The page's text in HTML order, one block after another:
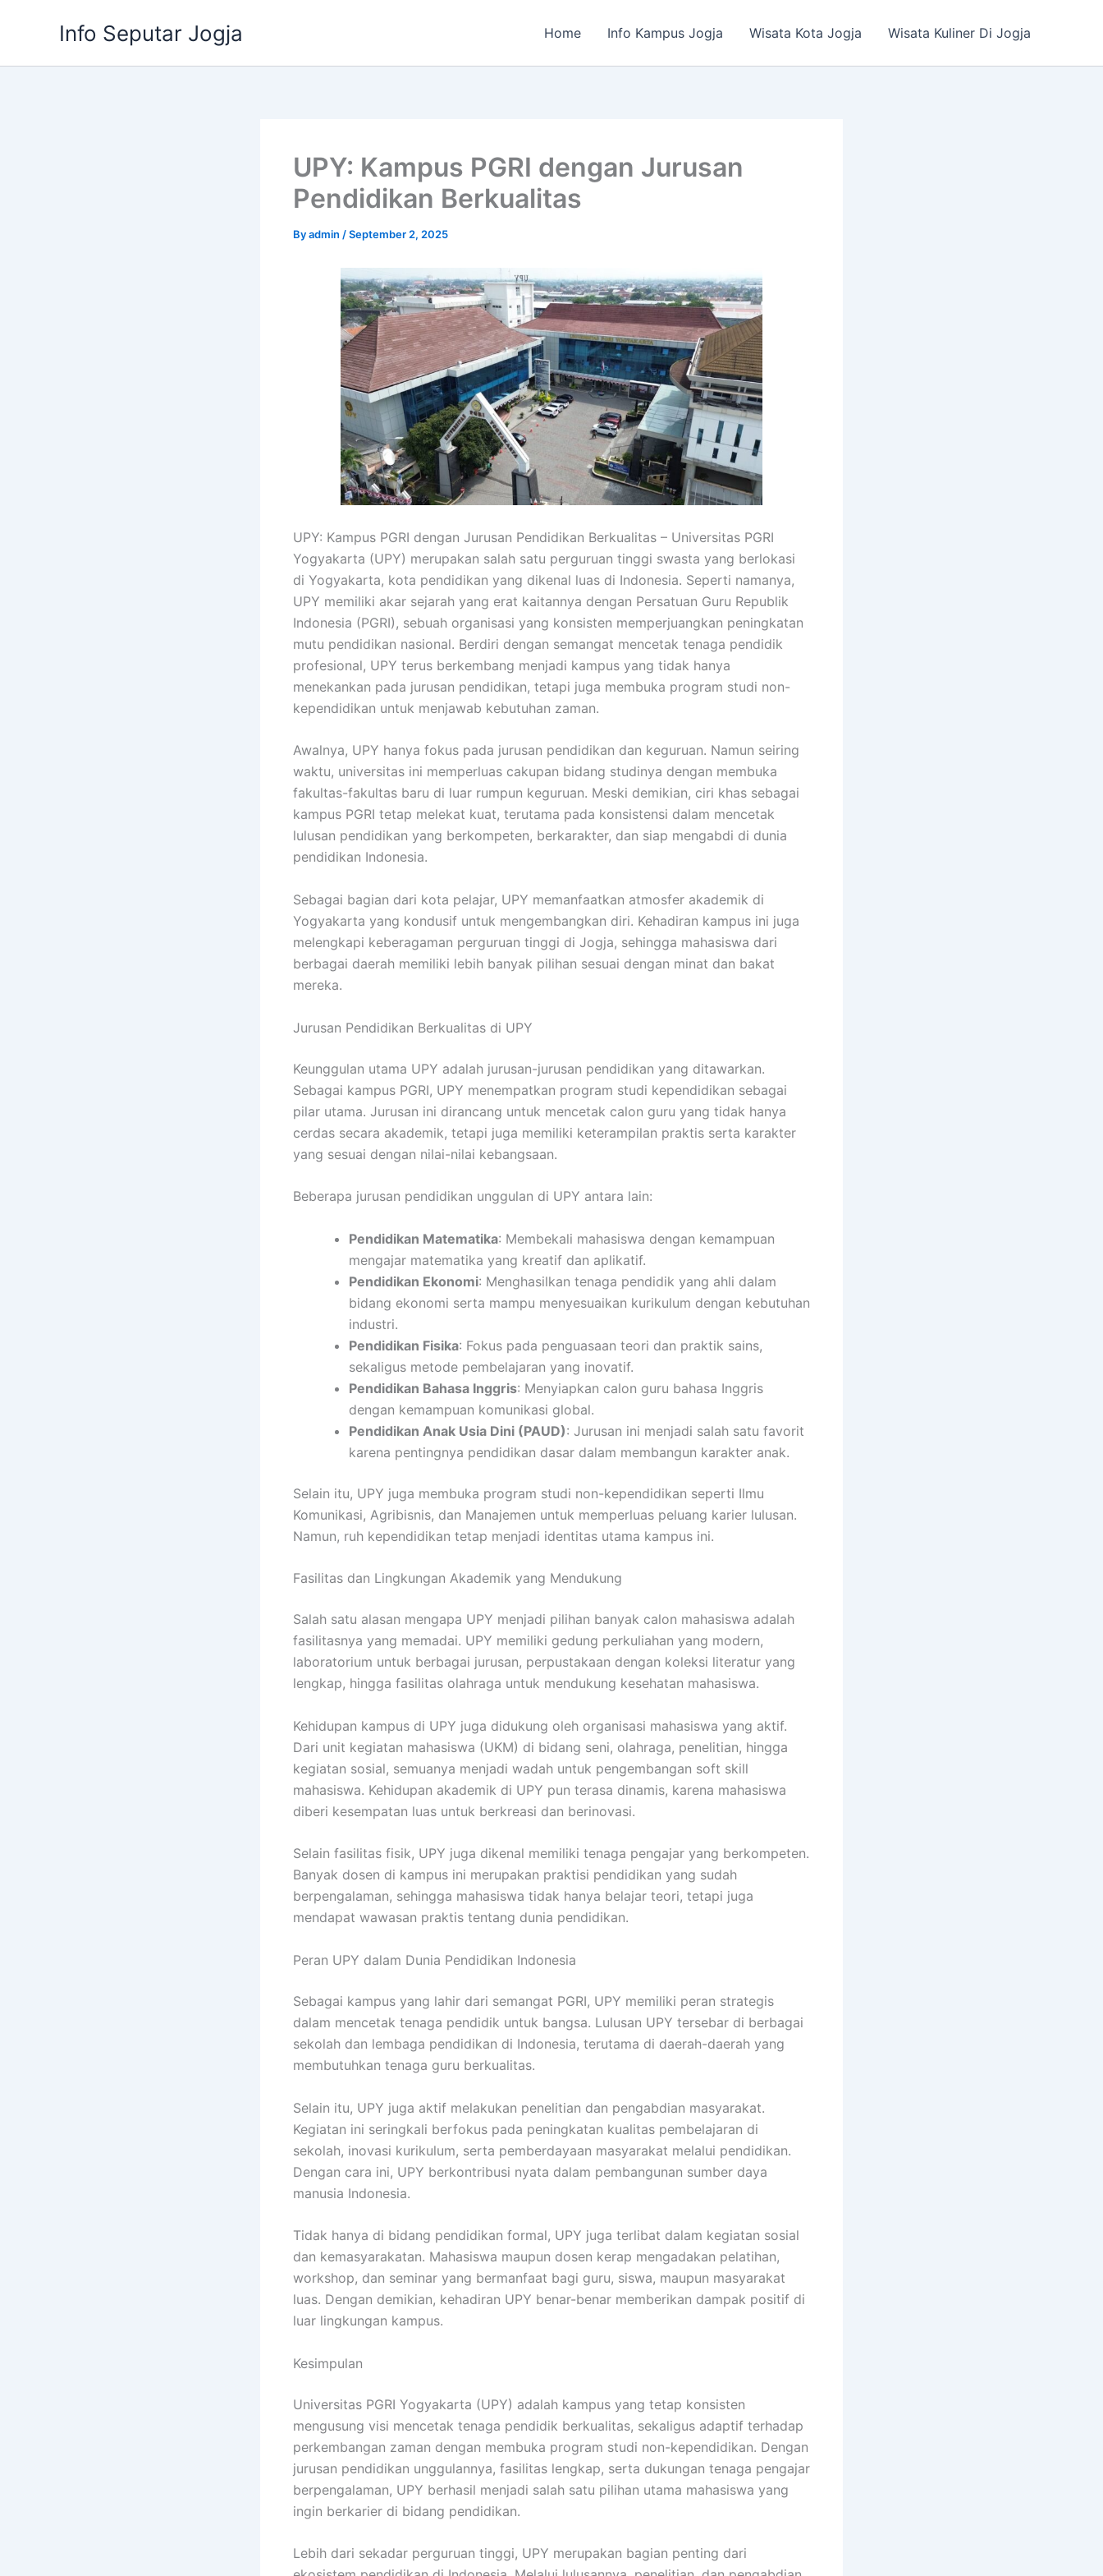
Info Seputar Jogja Home Info Kampus Jogja Wisata Kota Jogja Wisata Kuliner Di Jogja
UPY: Kampus PGRI dengan Jurusan
Pendidikan Berkualitas
Byadmin /September 2, 2025
UPY: Kampus PGRI dengan Jurusan Pendidikan Berkualitas – Universitas PGRI
Yogyakarta (UPY) merupakan salah satu perguruan tinggi swasta yang berlokasi
di Yogyakarta, kota pendidikan yang dikenal luas di Indonesia. Seperti namanya,
UPY memiliki akar sejarah yang erat kaitannya dengan Persatuan Guru Republik
Indonesia (PGRI), sebuah organisasi yang konsisten memperjuangkan peningkatan
mutu pendidikan nasional. Berdiri dengan semangat mencetak tenaga pendidik
profesional, UPY terus berkembang menjadi kampus yang tidak hanya
menekankan pada jurusan pendidikan, tetapi juga membuka program studi non-
kependidikan untuk menjawab kebutuhan zaman.
Awalnya, UPY hanya fokus pada jurusan pendidikan dan keguruan. Namun seiring
waktu, universitas ini memperluas cakupan bidang studinya dengan membuka
fakultas-fakultas baru di luar rumpun keguruan. Meski demikian, ciri khas sebagai
kampus PGRI tetap melekat kuat, terutama pada konsistensi dalam mencetak
lulusan pendidikan yang berkompeten, berkarakter, dan siap mengabdi di dunia
pendidikan Indonesia.
Sebagai bagian dari kota pelajar, UPY memanfaatkan atmosfer akademik di
Yogyakarta yang kondusif untuk mengembangkan diri. Kehadiran kampus ini juga
melengkapi keberagaman perguruan tinggi di Jogja, sehingga mahasiswa dari
berbagai daerah memiliki lebih banyak pilihan sesuai dengan minat dan bakat
mereka.
Jurusan Pendidikan Berkualitas di UPY
Keunggulan utama UPY adalah jurusan-jurusan pendidikan yang ditawarkan.
Sebagai kampus PGRI, UPY menempatkan program studi kependidikan sebagai
pilar utama. Jurusan ini dirancang untuk mencetak calon guru yang tidak hanya
cerdas secara akademik, tetapi juga memiliki keterampilan praktis serta karakter
yang sesuai dengan nilai-nilai kebangsaan.
Beberapa jurusan pendidikan unggulan di UPY antara lain:
Pendidikan Matematika: Membekali mahasiswa dengan kemampuan
mengajar matematika yang kreatif dan aplikatif.
Pendidikan Ekonomi: Menghasilkan tenaga pendidik yang ahli dalam
bidang ekonomi serta mampu menyesuaikan kurikulum dengan kebutuhan
industri.
Pendidikan Fisika: Fokus pada penguasaan teori dan praktik sains,
sekaligus metode pembelajaran yang inovatif.
Pendidikan Bahasa Inggris: Menyiapkan calon guru bahasa Inggris
dengan kemampuan komunikasi global.
Pendidikan Anak Usia Dini (PAUD): Jurusan ini menjadi salah satu favorit
karena pentingnya pendidikan dasar dalam membangun karakter anak.
Selain itu, UPY juga membuka program studi non-kependidikan seperti Ilmu
Komunikasi, Agribisnis, dan Manajemen untuk memperluas peluang karier lulusan.
Namun, ruh kependidikan tetap menjadi identitas utama kampus ini.
Fasilitas dan Lingkungan Akademik yang Mendukung
Salah satu alasan mengapa UPY menjadi pilihan banyak calon mahasiswa adalah
fasilitasnya yang memadai. UPY memiliki gedung perkuliahan yang modern,
laboratorium untuk berbagai jurusan, perpustakaan dengan koleksi literatur yang
lengkap, hingga fasilitas olahraga untuk mendukung kesehatan mahasiswa.
Kehidupan kampus di UPY juga didukung oleh organisasi mahasiswa yang aktif.
Dari unit kegiatan mahasiswa (UKM) di bidang seni, olahraga, penelitian, hingga
kegiatan sosial, semuanya menjadi wadah untuk pengembangan soft skill
mahasiswa. Kehidupan akademik di UPY pun terasa dinamis, karena mahasiswa
diberi kesempatan luas untuk berkreasi dan berinovasi.
Selain fasilitas fisik, UPY juga dikenal memiliki tenaga pengajar yang berkompeten.
Banyak dosen di kampus ini merupakan praktisi pendidikan yang sudah
berpengalaman, sehingga mahasiswa tidak hanya belajar teori, tetapi juga
mendapat wawasan praktis tentang dunia pendidikan.
Peran UPY dalam Dunia Pendidikan Indonesia
Sebagai kampus yang lahir dari semangat PGRI, UPY memiliki peran strategis
dalam mencetak tenaga pendidik untuk bangsa. Lulusan UPY tersebar di berbagai
sekolah dan lembaga pendidikan di Indonesia, terutama di daerah-daerah yang
membutuhkan tenaga guru berkualitas.
Selain itu, UPY juga aktif melakukan penelitian dan pengabdian masyarakat.
Kegiatan ini seringkali berfokus pada peningkatan kualitas pembelajaran di
sekolah, inovasi kurikulum, serta pemberdayaan masyarakat melalui pendidikan.
Dengan cara ini, UPY berkontribusi nyata dalam pembangunan sumber daya
manusia Indonesia.
Tidak hanya di bidang pendidikan formal, UPY juga terlibat dalam kegiatan sosial
dan kemasyarakatan. Mahasiswa maupun dosen kerap mengadakan pelatihan,
workshop, dan seminar yang bermanfaat bagi guru, siswa, maupun masyarakat
luas. Dengan demikian, kehadiran UPY benar-benar memberikan dampak positif di
luar lingkungan kampus.
Kesimpulan
Universitas PGRI Yogyakarta (UPY) adalah kampus yang tetap konsisten
mengusung visi mencetak tenaga pendidik berkualitas, sekaligus adaptif terhadap
perkembangan zaman dengan membuka program studi non-kependidikan. Dengan
jurusan pendidikan unggulannya, fasilitas lengkap, serta dukungan tenaga pengajar
berpengalaman, UPY berhasil menjadi salah satu pilihan utama mahasiswa yang
ingin berkarier di bidang pendidikan.
Lebih dari sekadar perguruan tinggi, UPY merupakan bagian penting dari